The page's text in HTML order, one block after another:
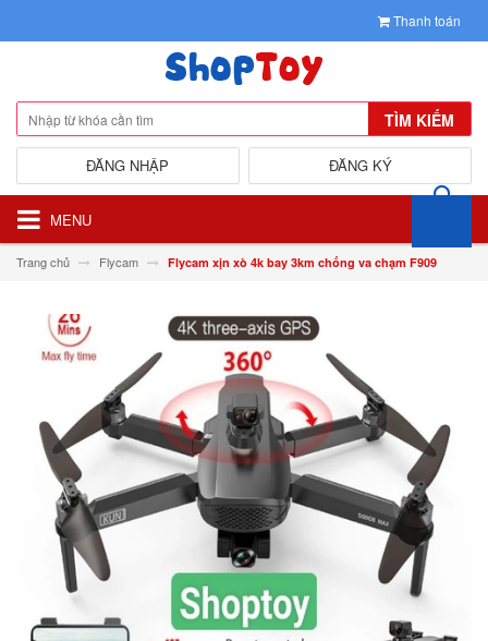
Thanh toán
TÌM KIẾM
ĐĂNG KÝ
ĐĂNG NHẬP
MENU
Trang chủ Flycam Flycam xịn xò 4k bay 3km chống va chạm F909